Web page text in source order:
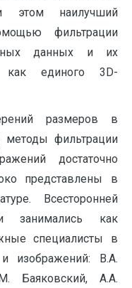
этом наилучший
фильтрации
данных и их
как единого 3D-
размеров в
методы фильтрации
достаточно
представлены в
Всесторонней
занимались как
специалисты в
изображений: В.А.
Баяковский, А.А.